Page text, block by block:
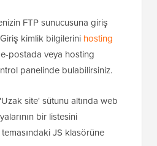
FTP sunucusuna giriş
kimlik bilgilerini hosting
postada veya hosting
panelinde bulabilirsiniz.
site' sütunu altında web
bir listesini
JS klasörüne